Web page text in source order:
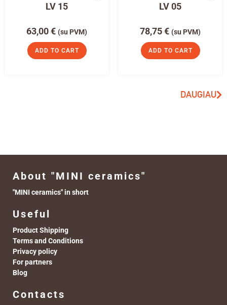
LV 15
63,00€ (su PVM)
ADD TO CART
LV 05
78,75€ (su PVM)
ADD TO CART
DAUGIAU
About "MINI ceramics"
"MINI ceramics" in short
Useful
Product Shipping
Terms and Conditions
Privacy policy
For partners
Blog
Contacts